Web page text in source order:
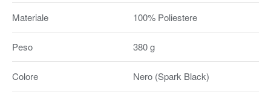
Materiale 100% Poliestere
Peso 380 g
Colore Nero (Spark Black)